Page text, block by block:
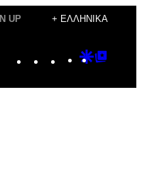
UP + ΕΛΛΗΝΙΚΆ
Instagram
TikTok
YouTube
Google